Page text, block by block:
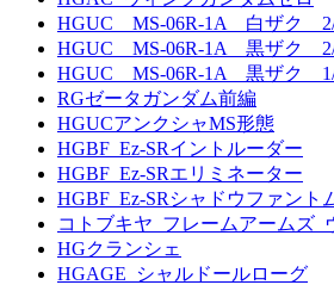
HGUC MS-06R-1A 白ザク
HGUC MS-06R-1A 黒ザク
HGUC MS-06R-1A 黒ザク
RGゼータガンダム前編
HGUCアンクシャMS形態
HGBF_Ez-SRイントルーダー
HGBF_Ez-SRエリミネーター
HGBF_Ez-SRシャドウファント
コトブキヤ_フレームアームズ_
HGクランシェ
HGAGE_シャルドールローグ